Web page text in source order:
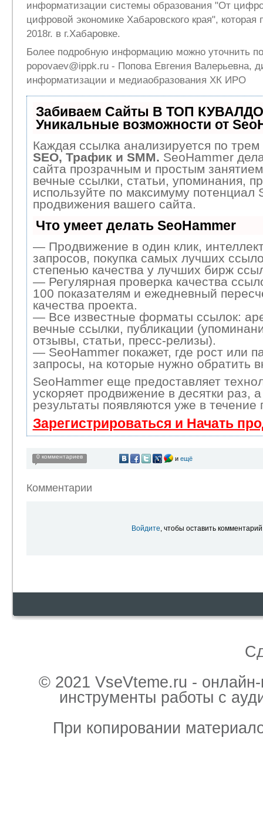
информатизации системы образования "От
цифровой экономике Хабаровского края", которая
2018г. в г.Хабаровке.
Более подробную информацию можно уточнить
popovaev@ippk.ru - Попова Евгения Валерьевна,
информатизации и медиаобразования ХК ИРО
Забиваем Сайты В ТОП
Уникальные возможности от
Каждая ссылка анализируется по трем
SEO, Трафик и SMM. SeoHammer
сайта прозрачным и простым
вечные ссылки, статьи, упоминания,
используйте по максимуму потенциал
продвижения вашего сайта.
Что умеет делать SeoHammer
— Продвижение в один клик,
запросов, покупка самых лучших
степенью качества у лучших бирж
— Регулярная проверка качества
100 показателям и ежедневный
качества проекта.
— Все известные форматы ссылок:
вечные ссылки, публикации
отзывы, статьи, пресс-релизы).
— SeoHammer покажет, где рост или
запросы, на которые нужно обратить
SeoHammer еще предоставляет
ускоряет продвижение в десятки раз,
результаты появляются уже в
Зарегистрироваться и Начать
0 комментариев и ещё
Комментарии
Войдите, чтобы оставить комментарий
© 2021 VseVteme.ru -
инструменты работы с
При копировании